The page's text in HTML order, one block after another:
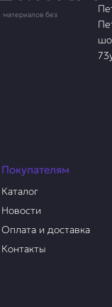
материалов без
Покупателям
Каталог
Новости
Оплата и доставка
Контакты